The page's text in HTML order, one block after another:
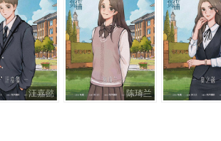
汪嘉懿 陈琦兰